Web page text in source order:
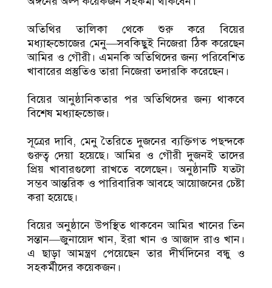
অতিথির তালিকা থেকে শুরু করে বিয়ের
মধ্যাহ্নভোজের মেনু—সবকিছুই নিজেরা ঠিক করেছেন
আমির ও গৌরী। এমনকি অতিথিদের জন্য পরিবেশিত
খাবারের প্রস্তুতিও তারা নিজেরা তদারকি করেছেন।
বিয়ের আনুষ্ঠানিকতার পর অতিথিদের জন্য থাকবে
বিশেষ মধ্যাহ্নভোজ।
সূত্রের দাবি, মেনু তৈরিতে দুজনের ব্যক্তিগত পছন্দকে
গুরুত্ব দেয়া হয়েছে। আমির ও গৌরী দুজনই তাদের
প্রিয় খাবারগুলো রাখতে বলেছেন। অনুষ্ঠানটি যতটা
সম্ভব আন্তরিক ও পারিবারিক আবহে আয়োজনের চেষ্টা
করা হয়েছে।
বিয়ের অনুষ্ঠানে উপস্থিত থাকবেন আমির খানের তিন
সন্তান—জুনায়েদ খান, ইরা খান ও আজাদ রাও খান।
এ ছাড়া আমন্ত্রণ পেয়েছেন তার দীর্ঘদিনের বন্ধু ও
সহকর্মীদের কয়েকজন।